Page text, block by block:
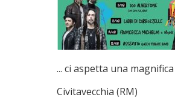
... ci aspetta una
Civitavecchia (RM)